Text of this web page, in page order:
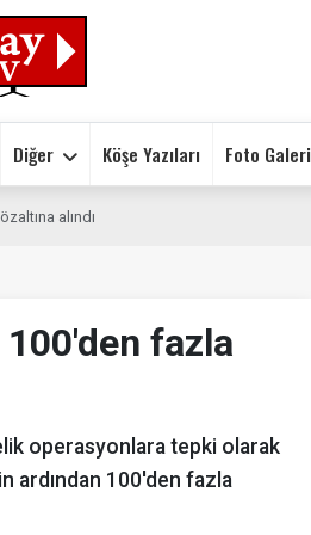
Diğer Köşe Yazıları Foto Galeri
alındı
fazla
operasyonlara tepki olarak
ardından 100'den fazla